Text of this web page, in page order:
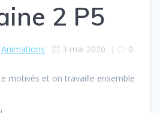
2 P5
Animations 3 mai 2020 | 0
motivés et on travaille ensemble